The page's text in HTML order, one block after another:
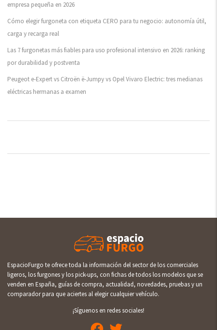
empresa pequeña en 2026
Cómo elegir furgoneta con etiqueta CERO para tu negocio: autonomía útil,
carga y recarga real
Las 7 furgonetas más fiables para uso profesional intensivo en 2026: ranking
por durabilidad y postventa
Peugeot e-Expert vs Citroën ë-Jumpy vs Opel Vivaro Electric: tres medianas
eléctricas hermanas a examen
EspacioFurgo te ofrece toda la información del sector de los comerciales
ligeros, los furgones y los pick-ups, con fichas de todos los modelos que se
venden en España, guías de compra, actualidad, novedades, pruebas y un
comparador para que aciertes al elegir cualquier vehículo.
¡Síguenos en redes sociales!